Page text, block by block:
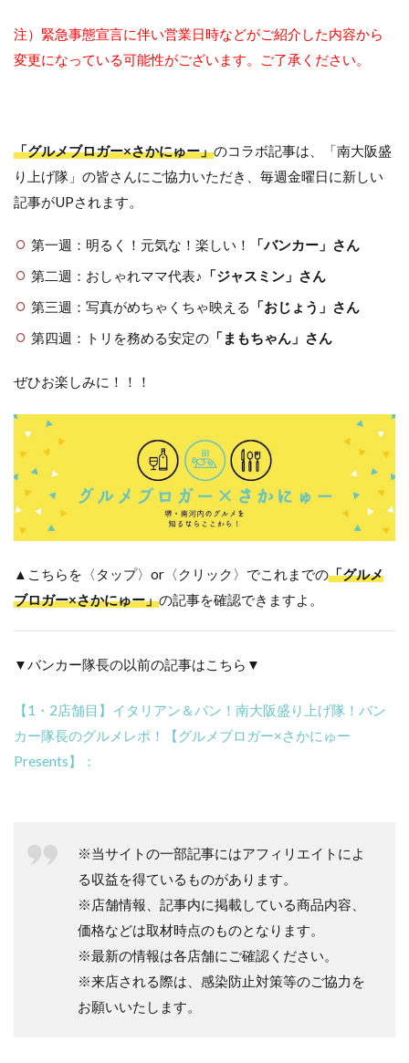
注）緊急事態宣言に伴い営業日時などがご紹介した内容から
変更になっている可能性がございます。ご了承ください。
「グルメブロガー×さかにゅー」のコラボ記事は、「南大阪盛
り上げ隊」の皆さんにご協力いただき、毎週金曜日に新しい
記事がUPされます。
第一週：明るく！元気な！楽しい！
「バンカー」さん
第二週：おしゃれママ代表♪ 「ジャスミン」さん
第三週：写真がめちゃくちゃ映える 「おじょう」さん
第四週：トリを務める安定の「まもちゃん」さん
ぜひお楽しみに！！！
▲こちらを〈タップ〉or〈クリック〉でこれまでの「グルメ
ブロガー×さかにゅー」の記事を確認できますよ。
▼バンカー隊長の以前の記事はこちら▼
【1・2店舗目】イタリアン＆パン！南大阪盛り上げ隊！バン
カー隊長のグルメレポ！【グルメブロガー×さかにゅー
Presents】：
※当サイトの一部記事にはアフィリエイトによ
る収益を得ているものがあります。
※店舗情報、記事内に掲載している商品内容、
価格などは取材時点のものとなります。
※最新の情報は各店舗にご確認ください。
※来店される際は、感染防止対策等のご協力を
お願いいたします。